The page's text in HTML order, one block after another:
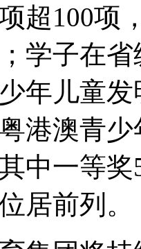
超100项
学子在
年儿童
港澳青
中一等
居前列。